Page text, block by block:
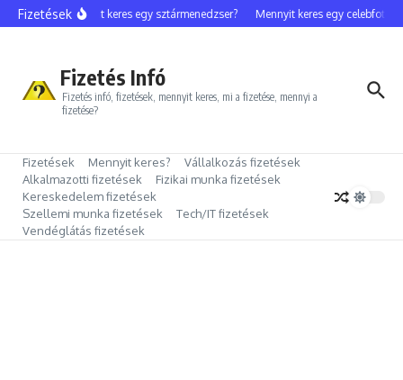
Ugrás a tartalomhoz
FizetésekMennyit keres egy sztármenedzser? Mennyit keres egy celebfotós?
Fizetés Infó
Fizetés infó, fizetések, mennyit keres, mi a fizetése, mennyi a
fizetése?
Fizetések Mennyit keres?
Vállalkozás fizetések
Alkalmazotti fizetések
Fizikai munka fizetések
Kereskedelem fizetések
Szellemi munka fizetések
Tech/IT fizetések
Vendéglátás fizetések